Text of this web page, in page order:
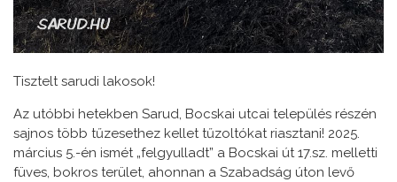
Tisztelt sarudi lakosok!
Az utóbbi hetekben Sarud, Bocskai utcai település részén
sajnos több tűzesethez kellet tűzoltókat riasztani! 2025.
március 5.-én ismét „felgyulladt” a Bocskai út 17.sz. melletti
füves, bokros terület, ahonnan a Szabadság úton levő